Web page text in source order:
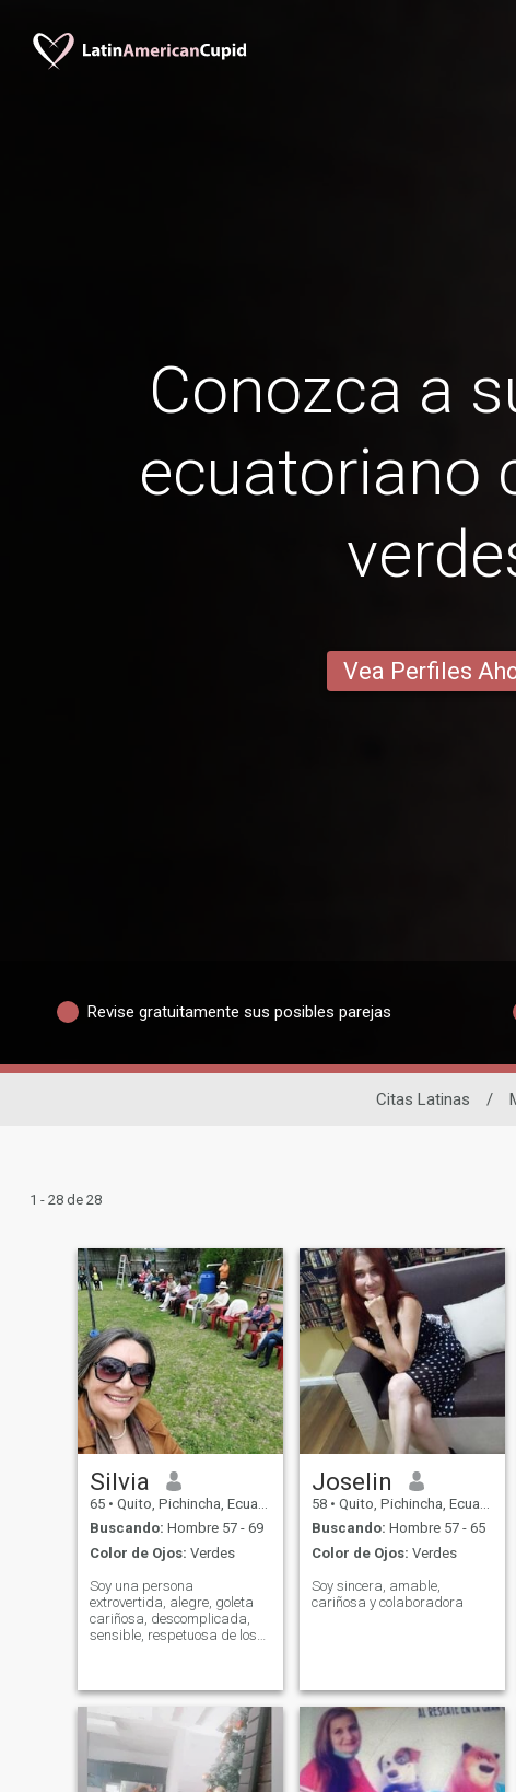
Conozca a
ecuatoriano
Vea Perfiles
Revise gratuitamente sus posibles parejas
Citas Latinas /
1 - 28 de 28
Silvia
65 • Quito, Pichincha, Ecuador
Buscando: Hombre 57 - 69
Color de Ojos: Verdes
Soy una persona
extrovertida, alegre, goleta
cariñosa, descomplicada,
sensible, respetuosa de los
compartir en armonía,
siendo tolerantes y
aceptándonos tal cual
somos... creo que el amor
acerca de los seres
humanos....
Joselin
58 • Quito, Pichincha, Ecuador
Buscando: Hombre 57 - 65
Color de Ojos: Verdes
Soy sincera, amable,
cariñosa y colaboradora